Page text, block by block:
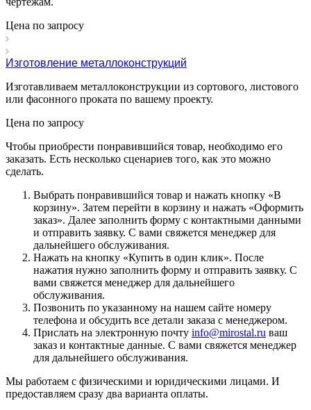
Цена по запросу
Изготовление металлоконструкций
Изготавливаем металлоконструкции из сортового, листового
или фасонного проката по вашему проекту.
Цена по запросу
Чтобы приобрести понравившийся товар, необходимо его
заказать. Есть несколько сценариев того, как это можно
сделать.
Выбрать понравившийся товар и нажать кнопку «В
корзину». Затем перейти в корзину и нажать «Оформить
заказ». Далее заполнить форму с контактными данными
и отправить заявку. С вами свяжется менеджер для
дальнейшего обслуживания.
Нажать на кнопку «Купить в один клик». После
нажатия нужно заполнить форму и отправить заявку. С
вами свяжется менеджер для дальнейшего
обслуживания.
Позвонить по указанному на нашем сайте номеру
телефона и обсудить все детали заказа с менеджером.
Прислать на электронную почту info@mirostal.ru ваш
заказ и контактные данные. С вами свяжется менеджер
для дальнейшего обслуживания.
Мы работаем с физическими и юридическими лицами. И
предоставляем сразу два варианта оплаты.